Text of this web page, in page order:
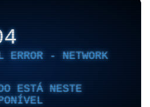
- NETWORK
ESTÁ NESTE